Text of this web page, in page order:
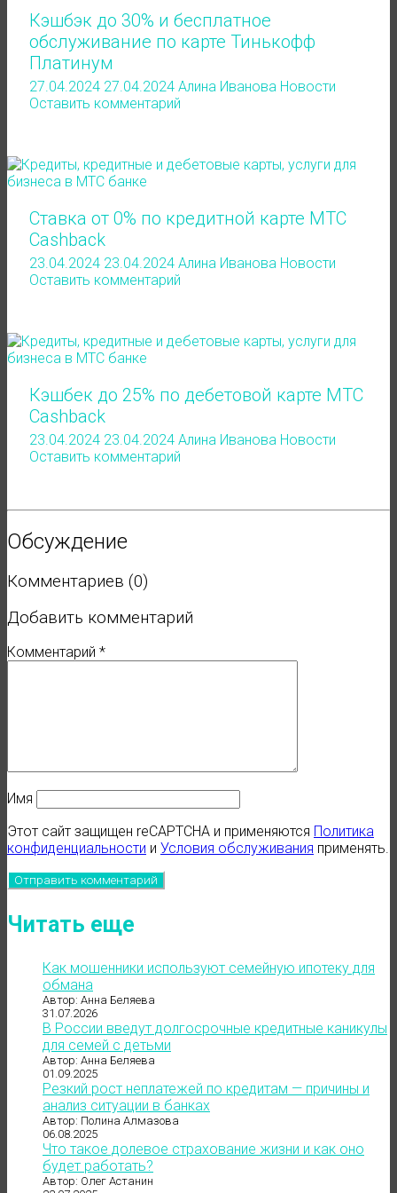
Кэшбэк до 30% и бесплатное
обслуживание по карте Тинькофф
Платинум
27.04.2024 27.04.2024 Алина Иванова Новости
Оставить комментарий
Ставка от 0% по кредитной карте МТС
Cashback
23.04.2024 23.04.2024 Алина Иванова Новости
Оставить комментарий
Кэшбек до 25% по дебетовой карте МТС
Cashback
23.04.2024 23.04.2024 Алина Иванова Новости
Оставить комментарий
Обсуждение
Комментариев (0)
Добавить комментарий
Комментарий *
Имя
Этот сайт защищен reCAPTCHA и применяются Политика
конфиденциальности и Условия обслуживания применять.
Читать еще
Как мошенники используют семейную ипотеку для
обмана
Автор: Анна Беляева
31.07.2026
В России введут долгосрочные кредитные каникулы
для семей с детьми
Автор: Анна Беляева
01.09.2025
Резкий рост неплатежей по кредитам — причины и
анализ ситуации в банках
Автор: Полина Алмазова
06.08.2025
Что такое долевое страхование жизни и как оно
будет работать?
Автор: Олег Астанин